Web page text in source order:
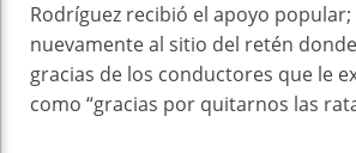
Rodríguez recibió el apoyo popular;
nuevamente al sitio del retén
gracias de los conductores que le
como “gracias por quitarnos las